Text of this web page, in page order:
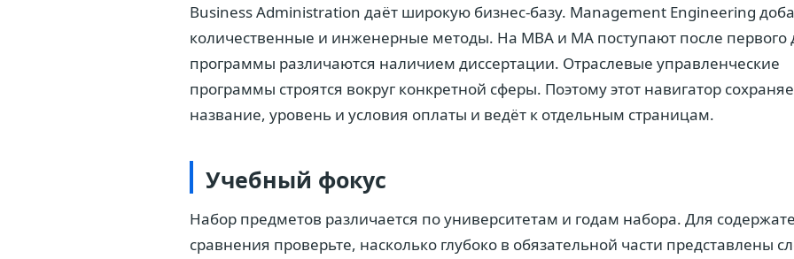
Business Administration даёт широкую бизнес-базу. Management Engineering
количественные и инженерные методы. На MBA и MA поступают после
программы различаются наличием диссертации. Отраслевые управленческие
программы строятся вокруг конкретной сферы. Поэтому этот навигатор
название, уровень и условия оплаты и ведёт к отдельным страницам.
Учебный фокус
Набор предметов различается по университетам и годам набора. Для
сравнения проверьте, насколько глубоко в обязательной части представлены